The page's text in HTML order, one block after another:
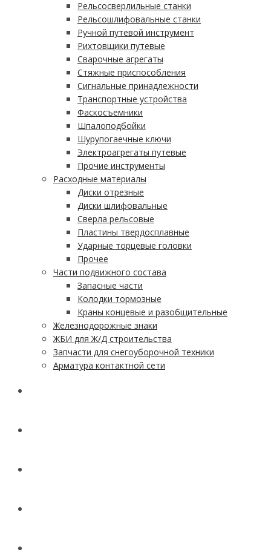
Рельсосверлильные станки
Рельсошлифовальные станки
Ручной путевой инструмент
Рихтовщики путевые
Сварочные агрегаты
Стяжные приспособления
Сигнальные принадлежности
Транспортные устройства
Фаскосъемники
Шпалоподбойки
Шурупогаечные ключи
Электроагрегаты путевые
Прочие инструменты
Расходные материалы
Диски отрезные
Диски шлифовальные
Сверла рельсовые
Пластины твердосплавные
Ударные торцевые головки
Прочее
Части подвижного состава
Запасные части
Колодки тормозные
Краны концевые и разобщительные
Железнодорожные знаки
ЖБИ для Ж/Д строительства
Запчасти для снегоуборочной техники
Арматура контактной сети